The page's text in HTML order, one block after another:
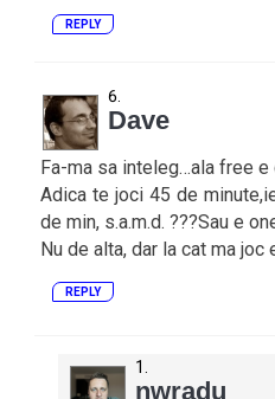
REPLY
Dave
Fa-ma sa inteleg…ala free
Adica te joci 45 de
de min, s.a.m.d. ???Sau e
Nu de alta, dar la cat ma
REPLY
nwradu